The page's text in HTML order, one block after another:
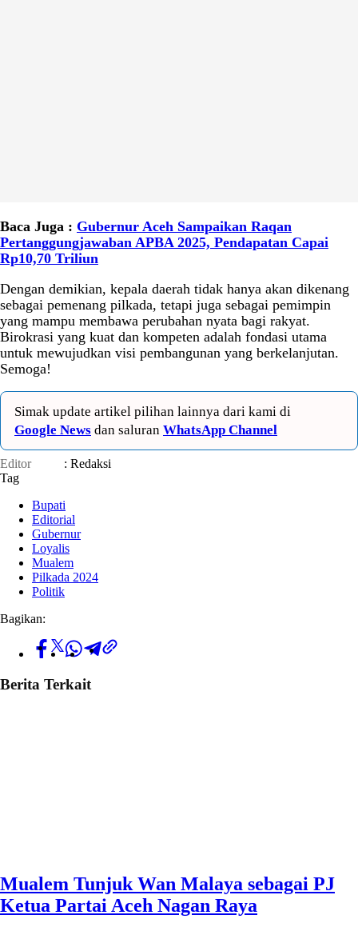
Baca Juga : Gubernur Aceh Sampaikan Raqan
Pertanggungjawaban APBA 2025, Pendapatan Capai
Rp10,70 Triliun
Dengan demikian, kepala daerah tidak hanya akan dikenang
sebagai pemenang pilkada, tetapi juga sebagai pemimpin
yang mampu membawa perubahan nyata bagi rakyat.
Birokrasi yang kuat dan kompeten adalah fondasi utama
untuk mewujudkan visi pembangunan yang berkelanjutan.
Semoga!
Simak update artikel pilihan lainnya dari kami di
Google News dan saluran WhatsApp Channel
Editor
: Redaksi
Tag
Bupati
Editorial
Gubernur
Loyalis
Mualem
Pilkada 2024
Politik
Bagikan:
Berita Terkait
Mualem Tunjuk Wan Malaya sebagai PJ
Ketua Partai Aceh Nagan Raya